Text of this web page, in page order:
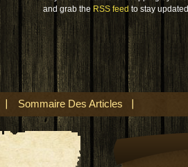
and grab the RSS feed to stay
Sommaire Des Articles